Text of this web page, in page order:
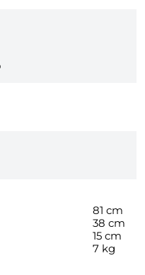
81 cm
38 cm
15 cm
7 kg